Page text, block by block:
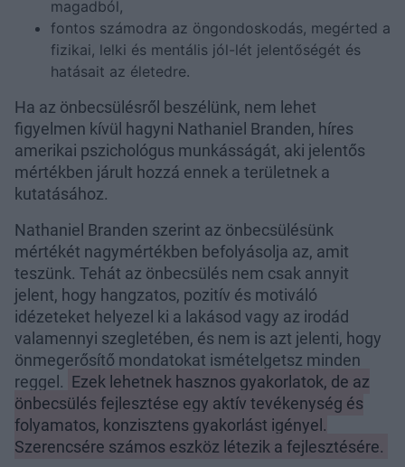
magadból,
fontos számodra az öngondoskodás, megérted a
fizikai, lelki és mentális jól-lét jelentőségét és
hatásait az életedre.
Ha az önbecsülésről beszélünk, nem lehet
figyelmen kívül hagyni Nathaniel Branden, híres
amerikai pszichológus munkásságát, aki jelentős
mértékben járult hozzá ennek a területnek a
kutatásához.
Nathaniel Branden szerint az önbecsülésünk
mértékét nagymértékben befolyásolja az, amit
teszünk. Tehát az önbecsülés nem csak annyit
jelent, hogy hangzatos, pozitív és motiváló
idézeteket helyezel ki a lakásod vagy az irodád
valamennyi szegletében, és nem is azt jelenti, hogy
önmegerősítő mondatokat ismételgetsz minden
reggel. Ezek lehetnek hasznos gyakorlatok, de az
önbecsülés fejlesztése egy aktív tevékenység és
folyamatos, konzisztens gyakorlást igényel.
Szerencsére számos eszköz létezik a fejlesztésére.